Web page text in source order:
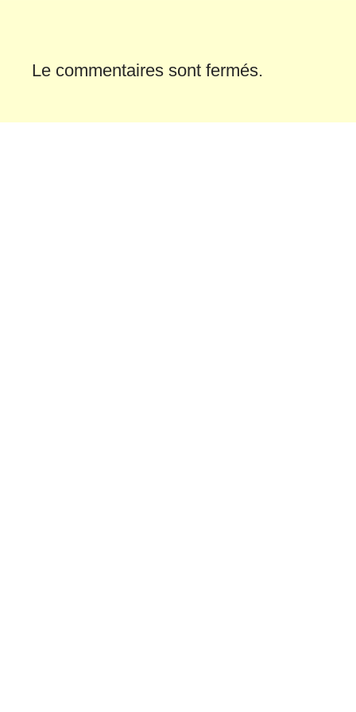
Le commentaires sont fermés.